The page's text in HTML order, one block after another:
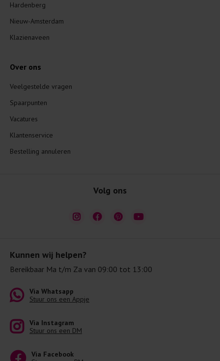
Kunnen wij helpen?
Bereikbaar Ma t/m Za van 09:00 tot 13:00
Via Whatsapp
Stuur ons een Appje
Via Instagram
Stuur ons een DM
Via Facebook
Hardenberg
Nieuw-Amsterdam
Klazienaveen
Over ons
Veelgestelde vragen
Spaarpunten
Vacatures
Klantenservice
Bestelling annuleren
Volg ons